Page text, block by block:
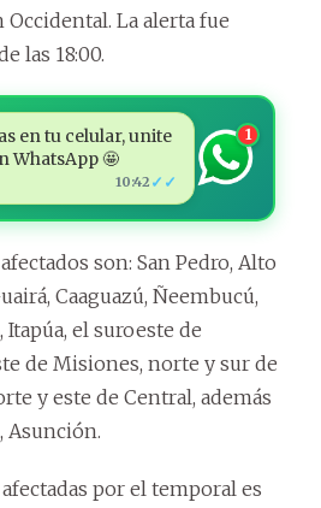
La alerta fue
las 18:00.
en tu celular, unite
WhatsApp 🤩
10:42 ✓✓
1
son: San Pedro, Alto
Caaguazú, Ñeembucú,
Itapúa, el suroeste de
de Misiones, norte y sur de
y este de Central, además
Asunción.
por el temporal es